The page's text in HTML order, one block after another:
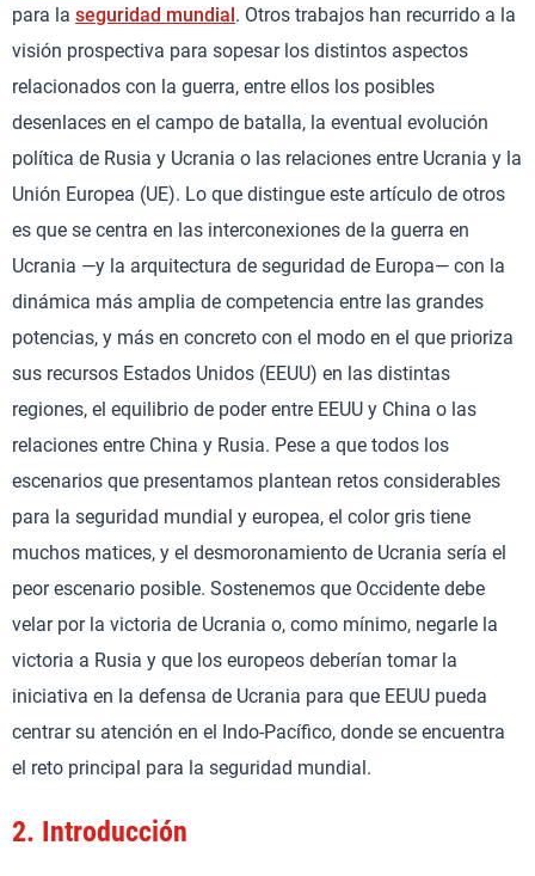
para la seguridad mundial. Otros trabajos han recurrido a la
visión prospectiva para sopesar los distintos aspectos
relacionados con la guerra, entre ellos los posibles
desenlaces en el campo de batalla, la eventual evolución
política de Rusia y Ucrania o las relaciones entre Ucrania y la
Unión Europea (UE). Lo que distingue este artículo de otros
es que se centra en las interconexiones de la guerra en
Ucrania —y la arquitectura de seguridad de Europa— con la
dinámica más amplia de competencia entre las grandes
potencias, y más en concreto con el modo en el que prioriza
sus recursos Estados Unidos (EEUU) en las distintas
regiones, el equilibrio de poder entre EEUU y China o las
relaciones entre China y Rusia. Pese a que todos los
escenarios que presentamos plantean retos considerables
para la seguridad mundial y europea, el color gris tiene
muchos matices, y el desmoronamiento de Ucrania sería el
peor escenario posible. Sostenemos que Occidente debe
velar por la victoria de Ucrania o, como mínimo, negarle la
victoria a Rusia y que los europeos deberían tomar la
iniciativa en la defensa de Ucrania para que EEUU pueda
centrar su atención en el Indo-Pacífico, donde se encuentra
el reto principal para la seguridad mundial.
2. Introducción